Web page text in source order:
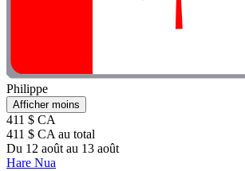
Philippe
Afficher moins
411 $ CA
411 $ CA au total
Du 12 août au 13 août
Hare Nua